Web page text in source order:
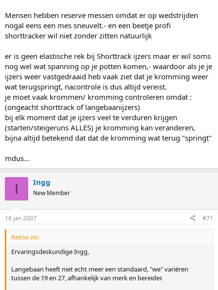
En onthoud wel dat langebaan deze "foefjes" pas recent aan het
toepassen is terwijl dat bij shorttrack al decennia aan de gang is,
het staat dus echt nog in de kinderschoenen, dat is het leuke er
Ik begin je te begrijpen ik snap alleen nog steeds niet hoe het zit
met de glijeigenschappen van dit ijzer? Waarschijnlijk is dit ook een
van de struikelblokken. Ik ben trouwens niet alleen hierin
opleiding (WTB) en mijn voorliefde voor materiaalkunde. Ik snap dat
je Shortrack ijzers duur zijn, maar weet ook dat er mensen zijn die
een paar reserve ijzers bijzig heeft. Wat daarbij uit je verhaal begrijp
is dat de schaatsen naar verloop van tijd weer terug buigen? Dit zou
betekenen dat er een elastische rek optreed (dit verdwijnt naar
verloop van tijd denk hierbij aan het uitrekken van rubber) ik
was/ben zelf van mening dat er een platische rek onstaat (blijft voor
altijd in die vorm staan denk aan het uitrekken van PVC dit gaat niet
erg ver (slecht voorbeeld), maar op het moment dat het wit word
heb je platische rek). Of is het zo dat jullie je schaatsen voor iedere
wedstrijd anders buigen?
Mensen hebben reserve messen omdat er op wedstrijden
nogal eens een mes sneuvelt.- en een beetje profi
shorttracker wil niet zonder zitten natuurlijk
er is geen elastische rek bij Shorttrack ijzers maar er wil soms
nog wel wat spanning op je potten komen,- waardoor als je je
ijzers weer vastgedraaid heb vaak ziet dat je kromming weer
wat terugspringt, nacontrole is dus altijd vereist.
je moet vaak krommen/ kromming controleren omdat :
(ongeacht shorttrack of langebaanijzers)
bij elk moment dat je ijzers veel te verduren krijgen
(starten/steigeruns ALLES) je kromming kan veranderen,
bijna altijd betekend dat dat de kromming wat terug "springt"
mdus...
I Ingg
New Member
18 jan 2007 #71
Reitse zei:
Ervaringsdeskundige Ingg,
Langebaan heeft niet echt meer een standaard, "we" variëren
tussen de 19 en 27, afhankelijk van merk en bereider.